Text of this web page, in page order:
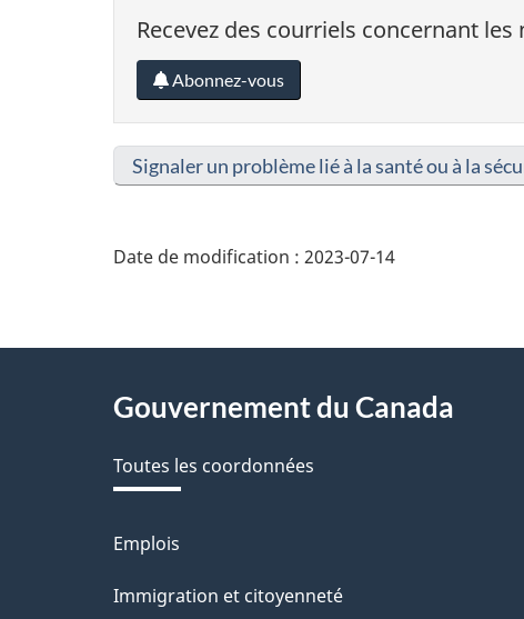
Recevez des courriels concernant
Abonnez-vous
Signaler un problème lié à la santé ou à la
Date de modification : 2023-07-14
AboutGouvernement du Canada
Toutes les coordonnées
Thèmes
et
Emplois
Immigration et citoyenneté